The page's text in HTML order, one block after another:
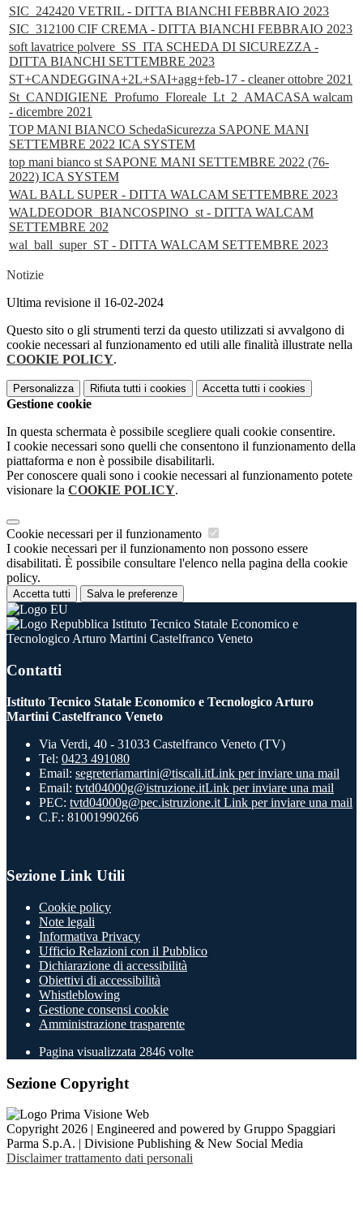
SIC_242420 VETRIL - DITTA BIANCHI FEBBRAIO 2023
SIC_312100 CIF CREMA - DITTA BIANCHI FEBBRAIO 2023
soft lavatrice polvere_SS_ITA SCHEDA DI SICUREZZA -
DITTA BIANCHI SETTEMBRE 2023
ST+CANDEGGINA+2L+SAI+agg+feb-17 - cleaner ottobre 2021
St_CANDIGIENE_Profumo_Floreale_Lt_2_AMACASA walcam
- dicembre 2021
TOP MANI BIANCO SchedaSicurezza SAPONE MANI
SETTEMBRE 2022 ICA SYSTEM
top mani bianco st SAPONE MANI SETTEMBRE 2022 (76-
2022) ICA SYSTEM
WAL BALL SUPER - DITTA WALCAM SETTEMBRE 2023
WALDEODOR_BIANCOSPINO_st - DITTA WALCAM
SETTEMBRE 202
wal_ball_super_ST - DITTA WALCAM SETTEMBRE 2023
Notizie
Ultima revisione il 16-02-2024
Questo sito o gli strumenti terzi da questo utilizzati si avvalgono di
cookie necessari al funzionamento ed utili alle finalità illustrate nella
COOKIE POLICY.
Personalizza Rifiuta tutti i cookies Accetta tutti i cookies
Gestione cookie
In questa schermata è possibile scegliere quali cookie consentire.
I cookie necessari sono quelli che consentono il funzionamento della
piattaforma e non è possibile disabilitarli.
Per conoscere quali sono i cookie necessari al funzionamento potete
visionare la COOKIE POLICY.
Cookie necessari per il funzionamento
I cookie necessari per il funzionamento non possono essere
disabilitati. È possibile consultare l'elenco nella pagina della cookie
policy.
Accetta tutti Salva le preferenze
Istituto Tecnico Statale Economico e
Tecnologico Arturo Martini Castelfranco Veneto
Contatti
Istituto Tecnico Statale Economico e Tecnologico Arturo
Martini Castelfranco Veneto
Via Verdi, 40 - 31033 Castelfranco Veneto (TV)
Tel: 0423 491080
Email: segreteriamartini@tiscali.itLink per inviare una mail
Email: tvtd04000g@istruzione.itLink per inviare una mail
PEC: tvtd04000g@pec.istruzione.it Link per inviare una mail
C.F.: 81001990266
Sezione Link Utili
Cookie policy
Note legali
Informativa Privacy
Ufficio Relazioni con il Pubblico
Dichiarazione di accessibilità
Obiettivi di accessibilità
Whistleblowing
Gestione consensi cookie
Amministrazione trasparente
Pagina visualizzata 2846 volte
Sezione Copyright
Copyright 2026 | Engineered and powered by Gruppo Spaggiari
Parma S.p.A. | Divisione Publishing & New Social Media
Disclaimer trattamento dati personali